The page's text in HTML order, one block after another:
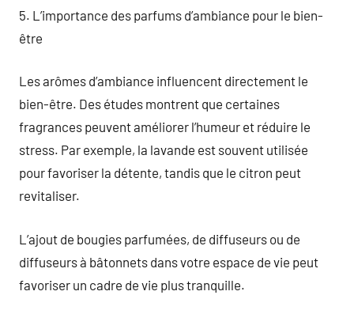
5. L’importance des parfums d’ambiance pour le bien-
être
Les arômes d’ambiance influencent directement le
bien-être. Des études montrent que certaines
fragrances peuvent améliorer l’humeur et réduire le
stress. Par exemple, la lavande est souvent utilisée
pour favoriser la détente, tandis que le citron peut
revitaliser.
L’ajout de bougies parfumées, de diffuseurs ou de
diffuseurs à bâtonnets dans votre espace de vie peut
favoriser un cadre de vie plus tranquille.